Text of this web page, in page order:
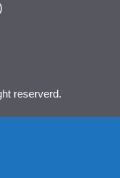
reserverd.